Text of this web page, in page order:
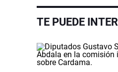
TE PUEDE